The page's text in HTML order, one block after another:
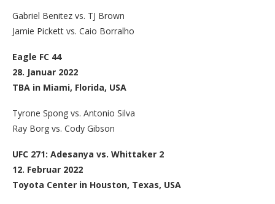
Gabriel Benitez vs. TJ Brown
Jamie Pickett vs. Caio Borralho
Eagle FC 44
28. Januar 2022
TBA in Miami, Florida, USA
Tyrone Spong vs. Antonio Silva
Ray Borg vs. Cody Gibson
UFC 271: Adesanya vs. Whittaker 2
12. Februar 2022
Toyota Center in Houston, Texas, USA